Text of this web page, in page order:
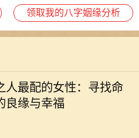
领取我的八字姻缘分析
人最配的女性：寻找命
良缘与幸福
力与激情。火命之人，通常
，充满创造力和积极向上的
而，合适的伴侣对于火命人
统命理学中，八字命理被广